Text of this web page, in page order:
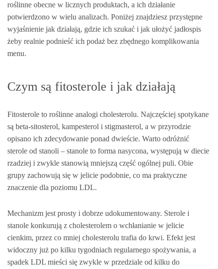
roślinne obecne w licznych produktach, a ich działanie
potwierdzono w wielu analizach. Poniżej znajdziesz przystępne
wyjaśnienie jak działają, gdzie ich szukać i jak ułożyć jadłospis
żeby realnie podnieść ich podaż bez zbędnego komplikowania
menu.
Czym są fitosterole i jak działają
Fitosterole to roślinne analogi cholesterolu. Najczęściej spotykane
są beta-sitosterol, kampesterol i stigmasterol, a w przyrodzie
opisano ich zdecydowanie ponad dwieście. Warto odróżnić
sterole od stanoli – stanole to forma nasycona, występują w diecie
rzadziej i zwykle stanowią mniejszą część ogólnej puli. Obie
grupy zachowują się w jelicie podobnie, co ma praktyczne
znaczenie dla poziomu LDL.
Mechanizm jest prosty i dobrze udokumentowany. Sterole i
stanole konkurują z cholesterolem o wchłanianie w jelicie
cienkim, przez co mniej cholesterolu trafia do krwi. Efekt jest
widoczny już po kilku tygodniach regularnego spożywania, a
spadek LDL mieści się zwykle w przedziale od kilku do